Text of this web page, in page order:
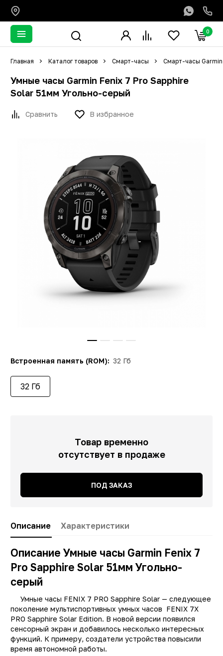
0
Главная Каталог товаров Смарт-часы Смарт-часы Garmin
Умные часы Garmin Fenix 7 Pro Sapphire
Solar 51мм Угольно-серый
Сравнить В избранное
Встроенная память (ROM): 32 Гб
32 Гб
Товар временно
отсутствует в продаже
ПОД ЗАКАЗ
Описание Характеристики
Описание Умные часы Garmin Fenix 7
Pro Sapphire Solar 51мм Угольно-
серый
Умные часы FENIX 7 PRO Sapphire Solar — следующее
поколение мультиспортивных умных часов FENIX 7X
PRO Sapphire Solar Edition. В новой версии появился
сенсорный экран и добавилось несколько интересных
функций. К примеру, создатели устройства повысили
время автономной работы.
данные
Смарт
Fenix 7
память